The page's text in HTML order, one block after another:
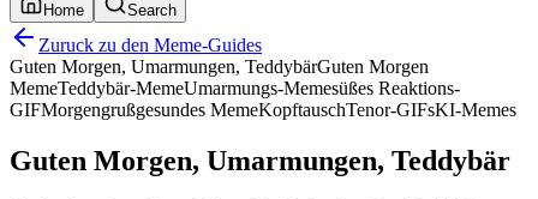
Home Search
Zuruck zu den Meme-Guides
Guten Morgen, Umarmungen, TeddybärGuten Morgen
MemeTeddybär-MemeUmarmungs-Memesüßes Reaktions-
GIFMorgengrußgesundes MemeKopftauschTenor-GIFsKI-Memes
Guten Morgen, Umarmungen, Teddybär